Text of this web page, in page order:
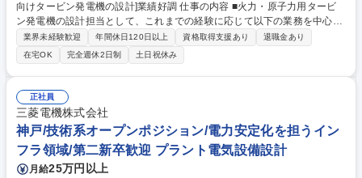
向けタービン発電機の設計]業績好調 仕事の内容 ■火力・原子力用タービ
ン発電機の設計担当として、これまでの経験に応じて以下の業務を中心に
行っていただく予定です。＜計画設計＞(1)．見積設計業務(受注前)：ター
ビン発電機の電気設計、見積りコスト計算、仕 様書・設計図書の作成
(2)．拡販活動(受注前)：お客様への技術提案、仕様に関わる交渉(3)．詳細
設計業務(受注後)：タービン発電機の機能設計(温度・振動・通風・強度計
算など)、お客様要求への対応と仕様書・設計図書への反映、お客様との
打合せ＜構造設計＞(1)．生産設計業務(受注後)：タービン発電機の構造設
計、手配指示業務等(2)．原価低減活動：新規メーカ開拓、VE活動、材料
費・構造検討等 募集職種 ★第二新卒歓迎[神戸/火力・原子力発電所向けタ
ービン発電機の設計]業績好調
業界未経験歓迎 年間休日120日以上 資格取得支援あり
退職金あり
在宅OK
完全週休2日制 土日祝休み
正社員
三菱電機株式会社
神戸/技術系オープンポジション/電力安定化を担うイン
フラ領域/第二新卒歓迎 プラント電気設備設計
月給25万円以上